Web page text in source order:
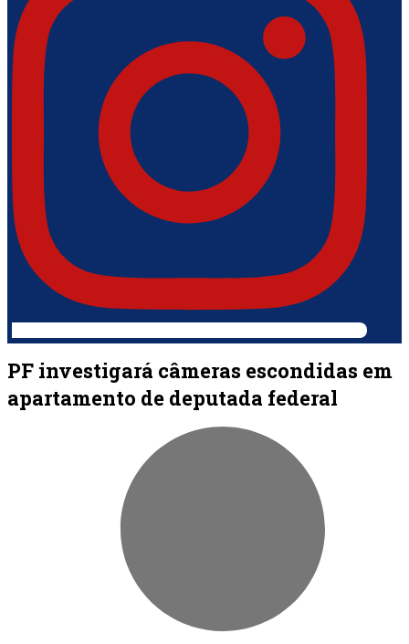
PF investigará câmeras escondidas em
apartamento de deputada federal